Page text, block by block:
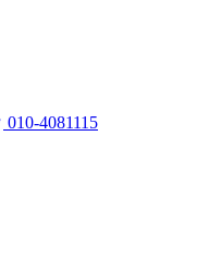
010-4081115